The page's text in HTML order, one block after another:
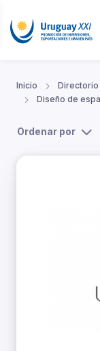
Inicio
Diseño de
Ordenar por